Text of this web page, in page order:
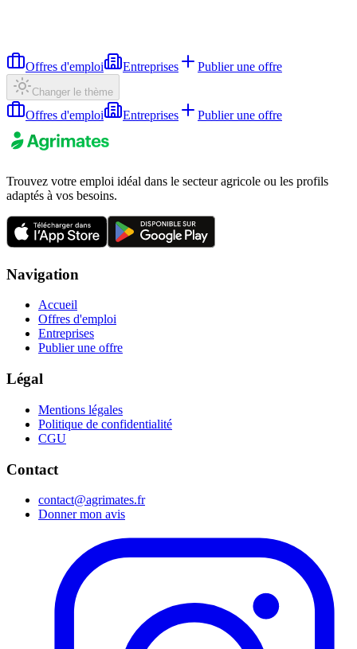
Offres d'emploi Entreprises Publier une offre
Changer le thème
Offres d'emploi Entreprises Publier une offre
Trouvez votre emploi idéal dans le secteur agricole ou les profils
adaptés à vos besoins.
Navigation
Accueil
Offres d'emploi
Entreprises
Publier une offre
Légal
Mentions légales
Politique de confidentialité
CGU
Contact
contact@agrimates.fr
Donner mon avis